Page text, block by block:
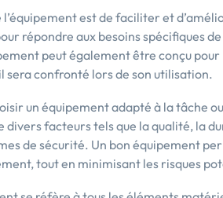
est de faciliter et
répondre aux besoins spécifiques
peut également être conçu
sera confronté lors de son utilisation.
un équipement adapté à la tâche
divers facteurs tels que la qualité, la
de sécurité. Un bon équipement
tout en minimisant les risques